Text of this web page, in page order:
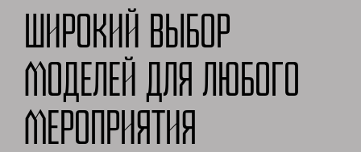
Широкий выбор
моделей для любого
мероприятия